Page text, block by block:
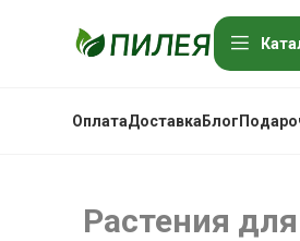
ОплатаДоставка Блог
Растения